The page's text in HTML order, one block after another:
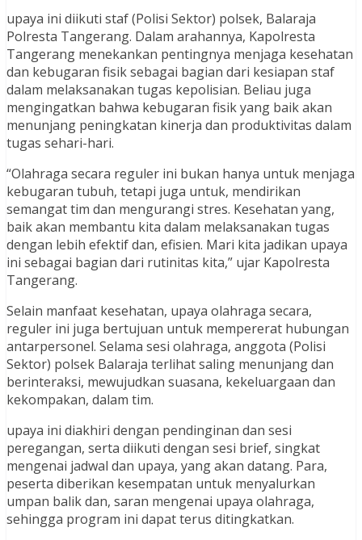
upaya ini diikuti staf (Polisi Sektor) polsek, Balaraja
Polresta Tangerang. Dalam arahannya, Kapolresta
Tangerang menekankan pentingnya menjaga kesehatan
dan kebugaran fisik sebagai bagian dari kesiapan staf
dalam melaksanakan tugas kepolisian. Beliau juga
mengingatkan bahwa kebugaran fisik yang baik akan
menunjang peningkatan kinerja dan produktivitas dalam
tugas sehari-hari.
“Olahraga secara reguler ini bukan hanya untuk menjaga
kebugaran tubuh, tetapi juga untuk, mendirikan
semangat tim dan mengurangi stres. Kesehatan yang,
baik akan membantu kita dalam melaksanakan tugas
dengan lebih efektif dan, efisien. Mari kita jadikan upaya
ini sebagai bagian dari rutinitas kita,” ujar Kapolresta
Tangerang.
Selain manfaat kesehatan, upaya olahraga secara,
reguler ini juga bertujuan untuk mempererat hubungan
antarpersonel. Selama sesi olahraga, anggota (Polisi
Sektor) polsek Balaraja terlihat saling menunjang dan
berinteraksi, mewujudkan suasana, kekeluargaan dan
kekompakan, dalam tim.
upaya ini diakhiri dengan pendinginan dan sesi
peregangan, serta diikuti dengan sesi brief, singkat
mengenai jadwal dan upaya, yang akan datang. Para,
peserta diberikan kesempatan untuk menyalurkan
umpan balik dan, saran mengenai upaya olahraga,
sehingga program ini dapat terus ditingkatkan.